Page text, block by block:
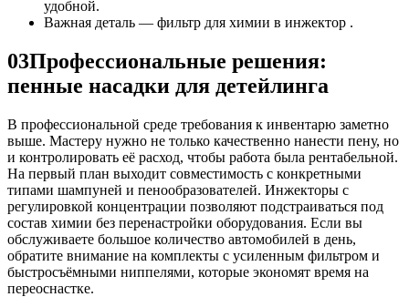
удобной.
Важная деталь — фильтр для химии в инжектор .
03Профессиональные решения:
пенные насадки для детейлинга
В профессиональной среде требования к инвентарю заметно
выше. Мастеру нужно не только качественно нанести пену, но
и контролировать её расход, чтобы работа была рентабельной.
На первый план выходит совместимость с конкретными
типами шампуней и пенообразователей. Инжекторы с
регулировкой концентрации позволяют подстраиваться под
состав химии без перенастройки оборудования. Если вы
обслуживаете большое количество автомобилей в день,
обратите внимание на комплекты с усиленным фильтром и
быстросъёмными ниппелями, которые экономят время на
переоснастке.